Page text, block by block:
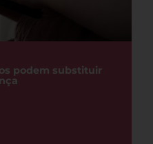
podem substituir